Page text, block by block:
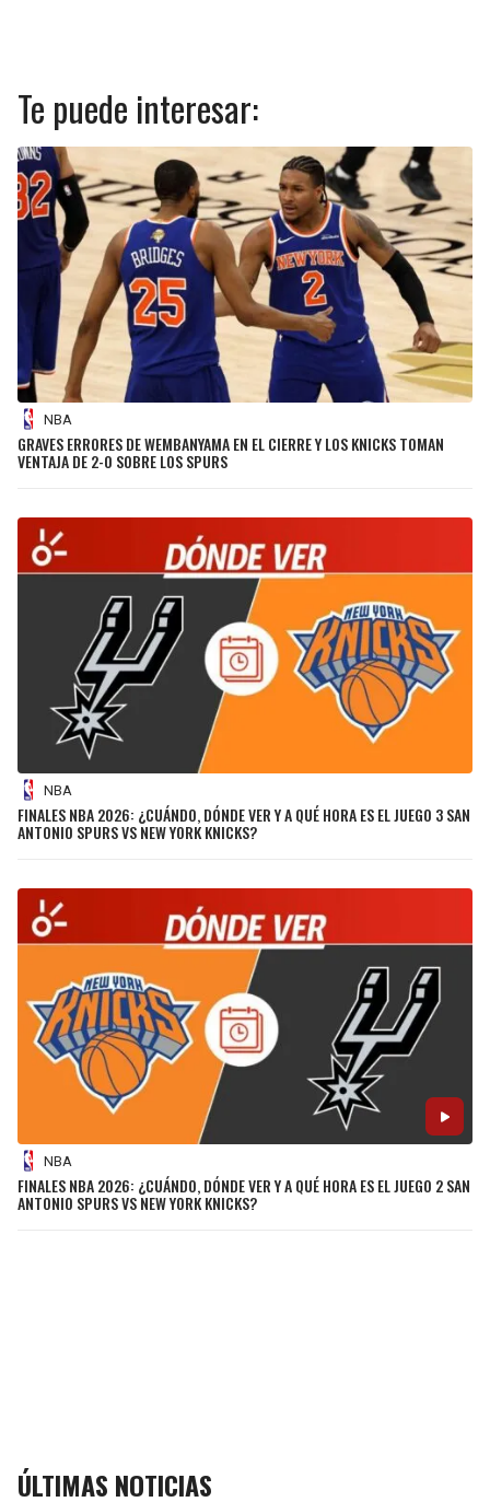
Te puede interesar:
NBA
GRAVES ERRORES DE WEMBANYAMA EN EL CIERRE Y LOS KNICKS TOMAN
VENTAJA DE 2-0 SOBRE LOS SPURS
NBA
FINALES NBA 2026: ¿CUÁNDO, DÓNDE VER Y A QUÉ HORA ES EL JUEGO 3 SAN
ANTONIO SPURS VS NEW YORK KNICKS?
NBA
FINALES NBA 2026: ¿CUÁNDO, DÓNDE VER Y A QUÉ HORA ES EL JUEGO 2 SAN
ANTONIO SPURS VS NEW YORK KNICKS?
ÚLTIMAS NOTICIAS